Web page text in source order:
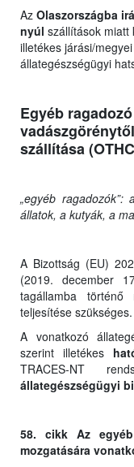
Az Olaszországba
nyúl szállítások miatt
illetékes járási/
állategészségügyi
Egyéb
szállítása
„egyéb
állatok, a kutyák, a
A Bizottság (EU)
(2019. december
tagállamba történő
teljesítése szükséges.
A vonatkozó
szerint illetékes
TRACES-NT
állategészségügyi
58. cikk Az
mozgatására